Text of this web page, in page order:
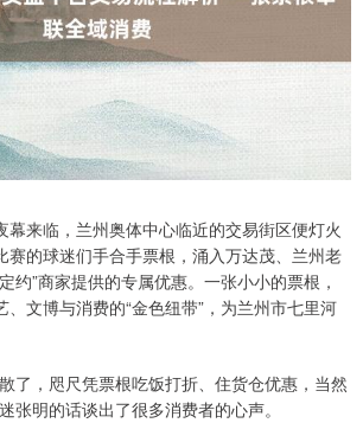
幕来临，兰州奥体中心临近的交易街区便灯火
赛的球迷们手合手票根，涌入万达茂、兰州老
约”商家提供的专属优惠。一张小小的票根，
文博与消费的“金色纽带”，为兰州市七里河
了，咫尺凭票根吃饭打折、住货仓优惠，当然
张明的话谈出了很多消费者的心声。